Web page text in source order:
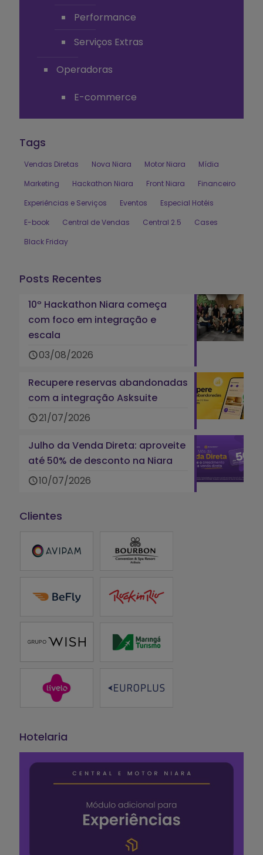
Performance
Serviços Extras
Operadoras
E-commerce
Tags
Vendas Diretas Nova Niara Motor Niara
Mídia
Marketing
Hackathon Niara Front Niara
Financeiro
Experiências e Serviços
Eventos
Especial Hotéis
E-book
Central de Vendas Central 2.5
Cases
Black Friday
Posts Recentes
10º Hackathon Niara começa
com foco em integração e
escala
03/08/2026
Recupere reservas abandonadas
com a integração Asksuite
21/07/2026
Julho da Venda Direta: aproveite
até 50% de desconto na Niara
10/07/2026
Clientes
Hotelaria